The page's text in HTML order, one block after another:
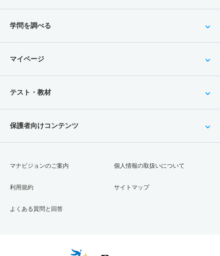
学問を調べる
マイページ
テスト・教材
保護者向けコンテンツ
マナビジョンのご案内
利用規約
よくある質問と回答
個人情報の取扱いについて
サイトマップ